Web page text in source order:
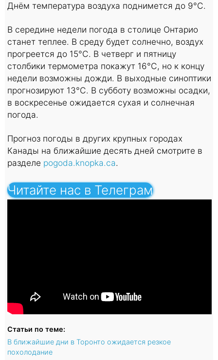
Днём температура воздуха поднимется до 9°C.
В середине недели погода в столице Онтарио
станет теплее. В среду будет солнечно, воздух
прогреется до 15°C. В четверг и пятницу
столбики термометра покажут 16°C, но к концу
недели возможны дожди. В выходные синоптики
прогнозируют 13°C. В субботу возможны осадки,
в воскресенье ожидается сухая и солнечная
погода.
Прогноз погоды в других крупных городах
Канады на ближайшие десять дней смотрите в
разделе pogoda.knopka.ca.
Читайте нас в Телеграм
Статьи по теме:
В ближайшие дни в Торонто ожидается резкое
похолодание